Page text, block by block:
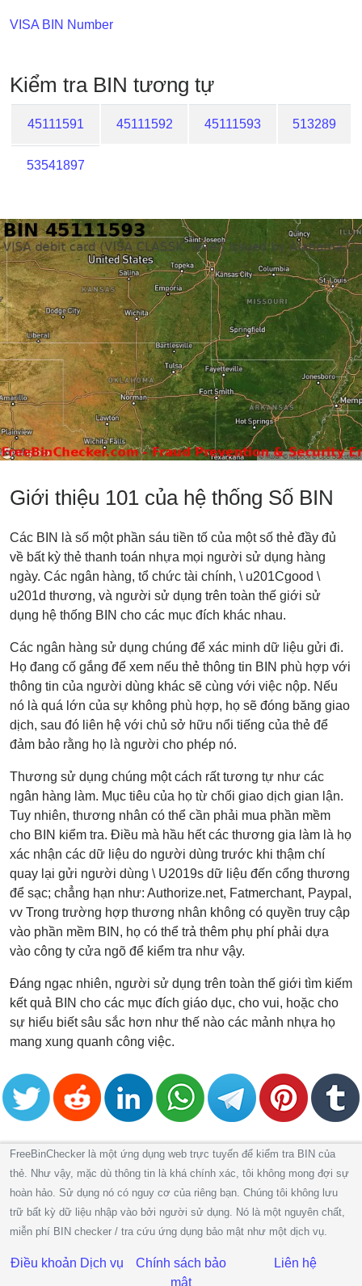
VISA BIN Number
Kiểm tra BIN tương tự
45111591 45111592 45111593 513289
53541897
Giới thiệu 101 của hệ thống Số BIN
Các BIN là số một phần sáu tiền tố của một số thẻ đầy đủ
về bất kỳ thẻ thanh toán nhựa mọi người sử dụng hàng
ngày. Các ngân hàng, tổ chức tài chính, \ u201Cgood \
u201d thương, và người sử dụng trên toàn thế giới sử
dụng hệ thống BIN cho các mục đích khác nhau.
Các ngân hàng sử dụng chúng để xác minh dữ liệu gửi đi.
Họ đang cố gắng để xem nếu thẻ thông tin BIN phù hợp với
thông tin của người dùng khác sẽ cùng với việc nộp. Nếu
nó là quá lớn của sự không phù hợp, họ sẽ đóng băng giao
dịch, sau đó liên hệ với chủ sở hữu nổi tiếng của thẻ để
đảm bảo rằng họ là người cho phép nó.
Thương sử dụng chúng một cách rất tương tự như các
ngân hàng làm. Mục tiêu của họ từ chối giao dịch gian lận.
Tuy nhiên, thương nhân có thể cần phải mua phần mềm
cho BIN kiểm tra. Điều mà hầu hết các thương gia làm là họ
xác nhận các dữ liệu do người dùng trước khi thậm chí
quay lại gửi người dùng \ U2019s dữ liệu đến cổng thương
để sạc; chẳng hạn như: Authorize.net, Fatmerchant, Paypal,
vv Trong trường hợp thương nhân không có quyền truy cập
vào phần mềm BIN, họ có thể trả thêm phụ phí phải dựa
vào công ty cửa ngõ để kiểm tra như vậy.
Đáng ngạc nhiên, người sử dụng trên toàn thế giới tìm kiếm
kết quả BIN cho các mục đích giáo dục, cho vui, hoặc cho
sự hiểu biết sâu sắc hơn như thế nào các mảnh nhựa họ
mang xung quanh công việc.
FreeBinChecker là một ứng dụng web trực tuyến để kiểm tra BIN của
thẻ. Như vậy, mặc dù thông tin là khá chính xác, tôi không mong đợi sự
hoàn hảo. Sử dụng nó có nguy cơ của riêng bạn. Chúng tôi không lưu
trữ bất kỳ dữ liệu nhập vào bởi người sử dụng. Nó là một nguyên chất,
miễn phí BIN checker / tra cứu ứng dụng bảo mật như một dịch vụ.
Điều khoản Dịch vụ
Chính sách bảo
mật
Liên hệ